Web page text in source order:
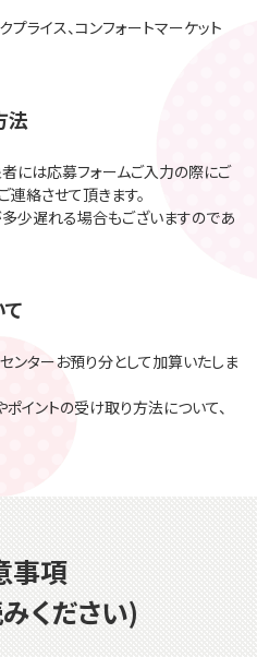
プライス、コンフォートマーケット
法
には応募フォームご入力の際にご
絡させて頂きます。
少遅れる場合もございますのであ
ンターお預り分として加算いたしま
イントの受け取り方法について、
事項
ください)